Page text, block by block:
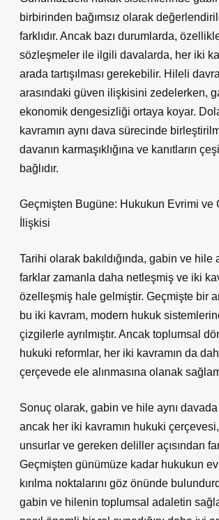
birbirinden bağımsız olarak
farklıdır. Ancak bazı durumlarda,
sözleşmeler ile ilgili davalarda, her iki
arada tartışılması gerekebilir. Hileli
arasındaki güven ilişkisini zedelerken,
ekonomik dengesizliği ortaya koyar.
kavramın aynı dava sürecinde
davanın karmaşıklığına ve kanıtların
bağlıdır.
Geçmişten Bugüne: Hukukun Evrimi ve
İlişkisi
Tarihi olarak bakıldığında, gabin ve hile
farklar zamanla daha netleşmiş ve iki
özelleşmiş hale gelmiştir. Geçmişte bir
bu iki kavram, modern hukuk
çizgilerle ayrılmıştır. Ancak toplumsal
hukuki reformlar, her iki kavramın da
çerçevede ele alınmasına olanak
Sonuç olarak, gabin ve hile aynı
ancak her iki kavramın hukuki
unsurlar ve gereken deliller açısından
Geçmişten günümüze kadar hukukun
kırılma noktalarını göz önünde
gabin ve hilenin toplumsal adaletin